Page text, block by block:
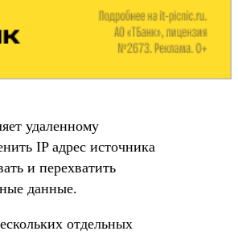
удаленному
IP адрес источника
и перехватить
данные.
отдельных